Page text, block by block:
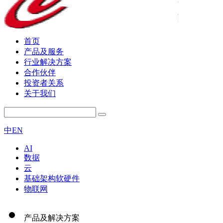
首页
产品及服务
行业解决方案
合作伙伴
投资者关系
关于我们
中EN
AI
数据
云
基础架构软硬件
物联网
产品及解决方案